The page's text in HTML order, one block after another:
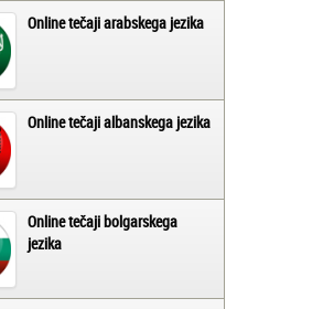
Online tečaji arabskega jezika
Online tečaji albanskega jezika
Online tečaji bolgarskega
jezika